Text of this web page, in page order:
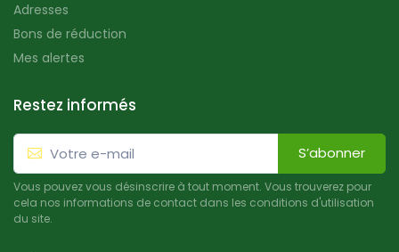
Adresses
Bons de réduction
Mes alertes
Restez informés
S’abonner
Vous pouvez vous désinscrire à tout moment. Vous trouverez pour
cela nos informations de contact dans les conditions d'utilisation
du site.